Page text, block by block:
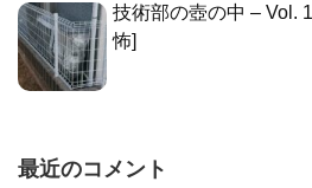
技術部の壺の中 – Vol.
怖]
最近のコメント